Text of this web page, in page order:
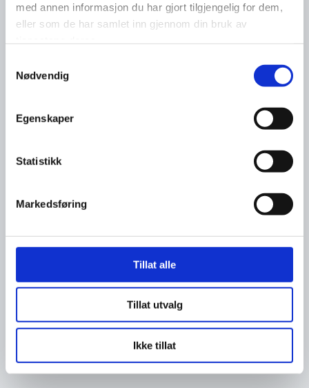
med annen informasjon du har gjort tilgjengelig for dem,
eller som de har samlet inn gjennom din bruk av
Nødvendig
Egenskaper
Statistikk
Markedsføring
Tillat alle
Tillat utvalg
Ikke tillat